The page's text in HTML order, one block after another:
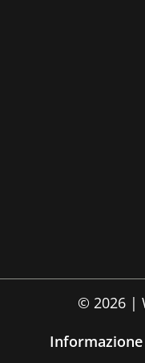
© 2026 |
Informazione